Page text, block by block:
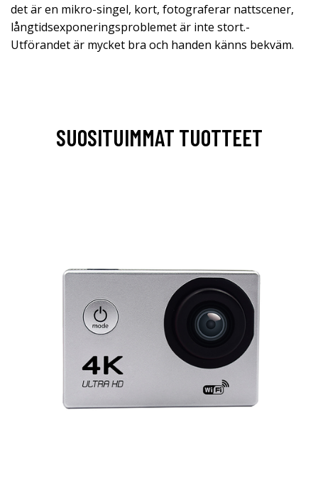
det är en mikro-singel, kort, fotograferar nattscener,
långtidsexponeringsproblemet är inte stort.-
Utförandet är mycket bra och handen känns bekväm.
SUOSITUIMMAT TUOTTEET